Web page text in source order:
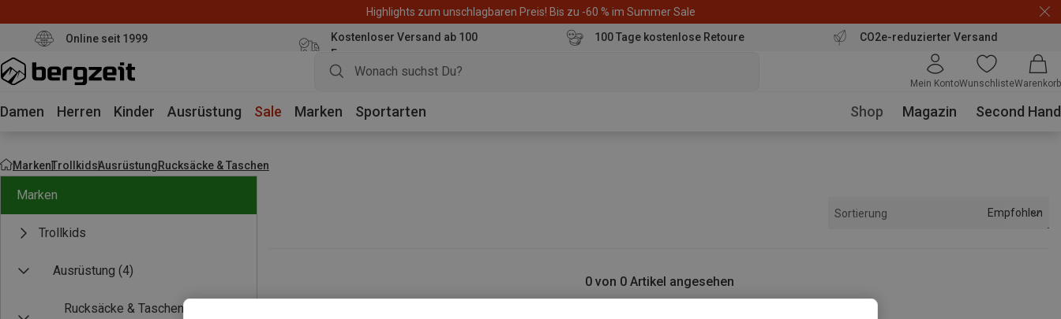
Highlights zum unschlagbaren Preis! Bis zu -60 % im Summer Sale
Online seit 1999
Kostenloser Versand ab 100
Euro
100 Tage kostenlose Retoure CO2e-reduzierter Versand
Mein KontoWunschlisteWarenkorb
Damen Herren Kinder Ausrüstung Sale Marken Sportarten Shop Magazin Second Hand
MarkenTrollkidsAusrüstungRucksäcke & Taschen
Marken
Trollkids
Ausrüstung (4)
Rucksäcke & Taschen
Sortierung Empfohlen
0 von 0 Artikel angesehen